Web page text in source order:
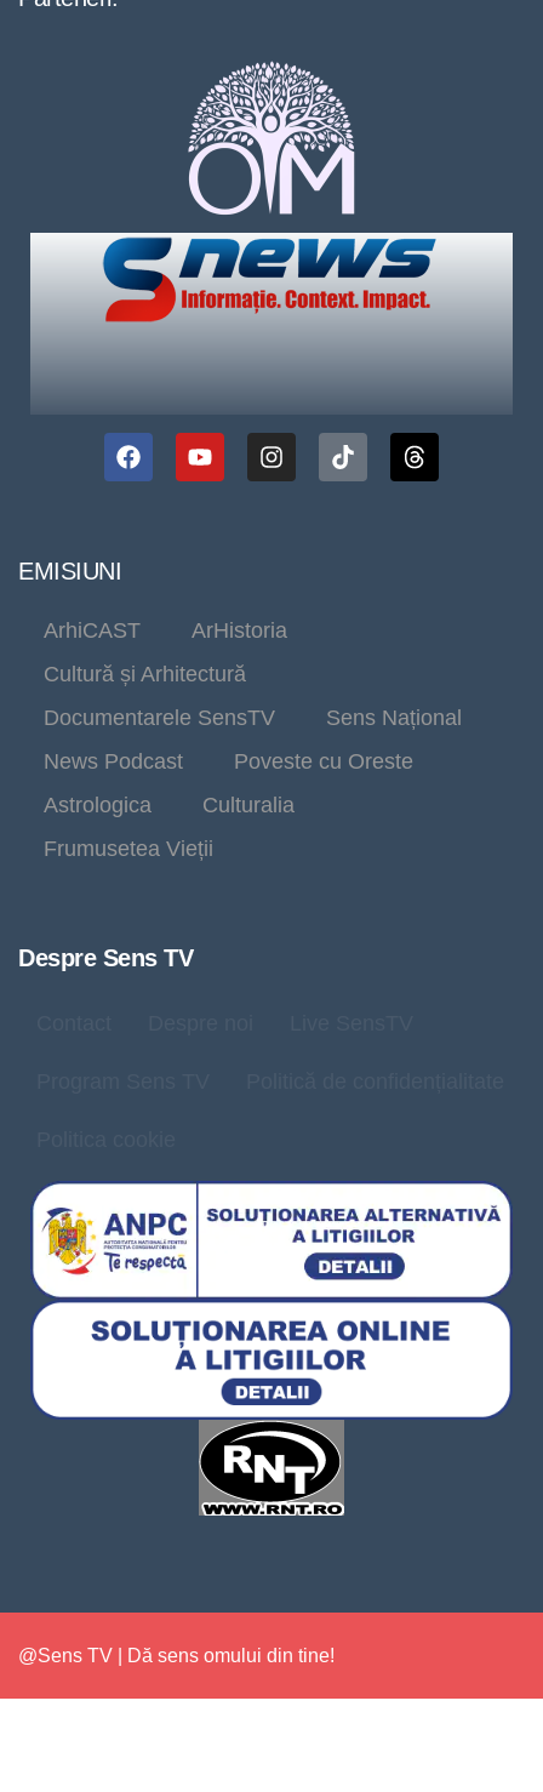
EMISIUNI
ArhiCAST
ArHistoria
Cultură și Arhitectură
Documentarele SensTV
Sens Național
News Podcast
Poveste cu Oreste
Astrologica
Culturalia
Frumusetea Vieții
Despre Sens TV
@Sens TV | Dă sens omului din tine!